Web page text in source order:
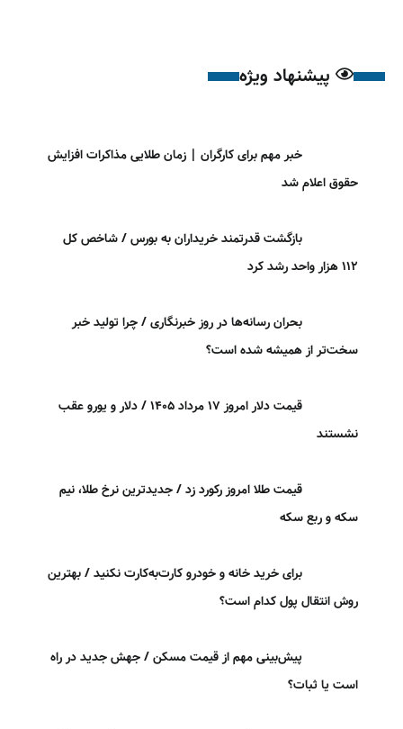
پیشنهاد ویژه
خبر مهم برای کارگران | زمان طلایی مذاکرات افزایش
حقوق اعلام شد
بازگشت قدرتمند خریداران به بورس / شاخص کل
۱۱۲ هزار واحد رشد کرد
بحران رسانه‌ها در روز خبرنگاری / چرا تولید خبر
سخت‌تر از همیشه شده است؟
قیمت دلار امروز ۱۷ مرداد ۱۴۰۵ / دلار و یورو عقب
نشستند
قیمت طلا امروز رکورد زد / جدیدترین نرخ طلا، نیم
سکه و ربع سکه
برای خرید خانه و خودرو کارت‌به‌کارت نکنید / بهترین
روش انتقال پول کدام است؟
پیش‌بینی مهم از قیمت مسکن / جهش جدید در راه
است یا ثبات؟